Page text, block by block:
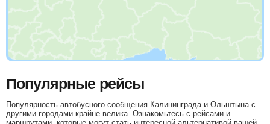
Популярные рейсы
Популярность автобусного сообщения Калининграда и Ольштына с
другими городами крайне велика. Ознакомьтесь с рейсами и